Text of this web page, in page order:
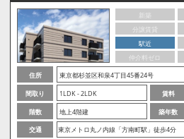
新築
分譲賃貸
駅近
仲介料ゼロ
住所
東京都杉並区和泉4丁目45番24号
間取り
1LDK - 2LDK 賃料
階数
地上4階建 築年数
交通
東京メトロ丸ノ内線「方南町駅」徒歩4分